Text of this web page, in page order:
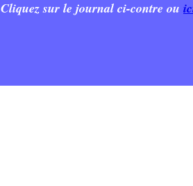
Cliquez sur le journal ci-contre ou